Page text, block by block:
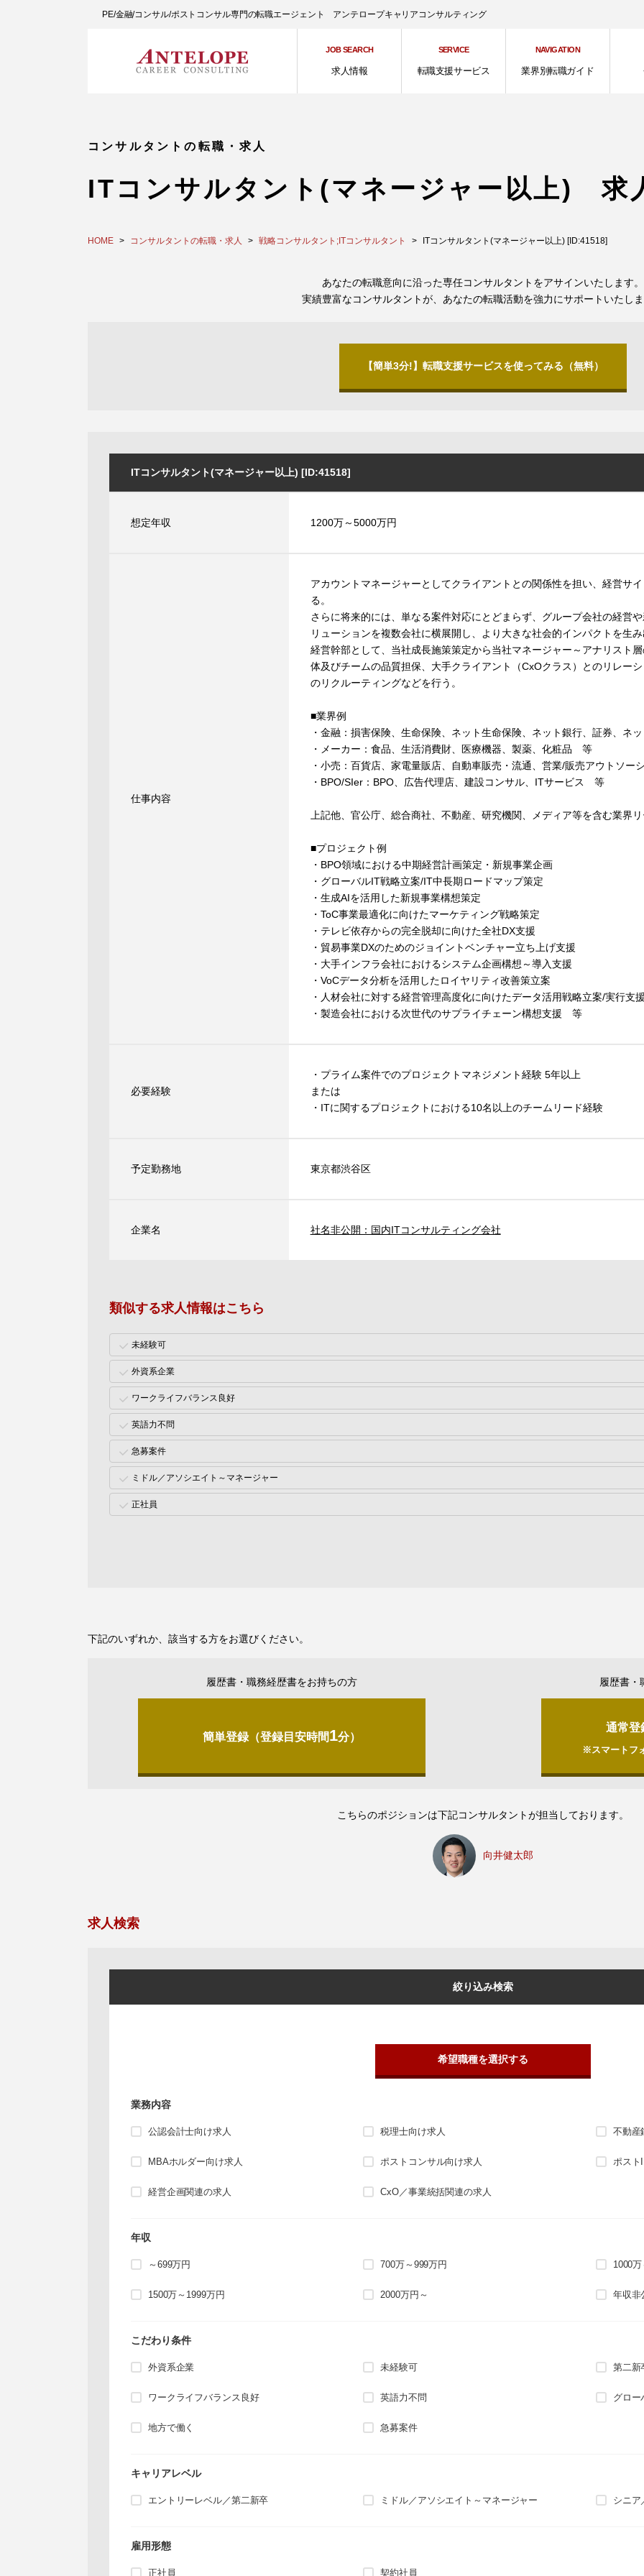
PE/金融/コンサル/ポストコンサル専門の転職エージェント アンテロープキャリアコンサルティング
JOB SEARCH
求人情報
SERVICE
転職支援サービス
NAVIGATION
業界別転職ガイド
コンサルタントの転職・求人
ITコンサルタント(マネージャー以上) 求
HOME コンサルタントの転職・求人 戦略コンサルタント;ITコンサルタント ITコンサルタント(マネージャー以上) [ID:41518]
あなたの転職意向に沿った専任コンサルタントをアサインいたします。
実績豊富なコンサルタントが、あなたの転職活動を強力にサポートいたし
【簡単3分!】転職支援サービスを使ってみる（無料）
ITコンサルタント(マネージャー以上) [ID:41518]
想定年収 1200万～5000万円
仕事内容
アカウントマネージャーとしてクライアントとの関係性を担い、経営サ
る。
さらに将来的には、単なる案件対応にとどまらず、グループ会社の経営
リューションを複数会社に横展開し、より大きな社会的インパクトを生
経営幹部として、当社成長施策策定から当社マネージャー～アナリスト
体及びチームの品質担保、大手クライアント（CxOクラス）とのリレー
のリクルーティングなどを行う。
■業界例
・金融：損害保険、生命保険、ネット生命保険、ネット銀行、証券、ネ
・メーカー：食品、生活消費財、医療機器、製薬、化粧品 等
・小売：百貨店、家電量販店、自動車販売・流通、営業/販売アウトソ
・BPO/SIer：BPO、広告代理店、建設コンサル、ITサービス 等
上記他、官公庁、総合商社、不動産、研究機関、メディア等を含む業界
■プロジェクト例
・BPO領域における中期経営計画策定・新規事業企画
・グローバルIT戦略立案/IT中長期ロードマップ策定
・生成AIを活用した新規事業構想策定
・ToC事業最適化に向けたマーケティング戦略策定
・テレビ依存からの完全脱却に向けた全社DX支援
・貿易事業DXのためのジョイントベンチャー立ち上げ支援
・大手インフラ会社におけるシステム企画構想～導入支援
・VoCデータ分析を活用したロイヤリティ改善策立案
・人材会社に対する経営管理高度化に向けたデータ活用戦略立案/実行支
・製造会社における次世代のサプライチェーン構想支援 等
必要経験
・プライム案件でのプロジェクトマネジメント経験 5年以上
または
・ITに関するプロジェクトにおける10名以上のチームリード経験
予定勤務地 東京都渋谷区
企業名 社名非公開：国内ITコンサルティング会社
類似する求人情報はこちら
未経験可
外資系企業
ワークライフバランス良好
英語力不問
急募案件
ミドル／アソシエイト～マネージャー
正社員
下記のいずれか、該当する方をお選びください。
履歴書・職務経歴書をお持ちの方
簡単登録（登録目安時間1分）
履歴書・
通常登
※スマートフ
こちらのポジションは下記コンサルタントが担当しております。
向井健太郎
求人検索
絞り込み検索
希望職種を選択する
業務内容
公認会計士向け求人 税理士向け求人 不動産
MBAホルダー向け求人 ポストコンサル向け求人 ポスト
経営企画関連の求人 CxO／事業統括関連の求人
年収
～699万円 700万～999万円 1000
1500万～1999万円 2000万円～ 年収非
こだわり条件
外資系企業 未経験可 第二新
ワークライフバランス良好 英語力不問 グロー
地方で働く 急募案件
キャリアレベル
エントリーレベル／第二新卒 ミドル／アソシエイト～マネージャー シニア
雇用形態
正社員 契約社員